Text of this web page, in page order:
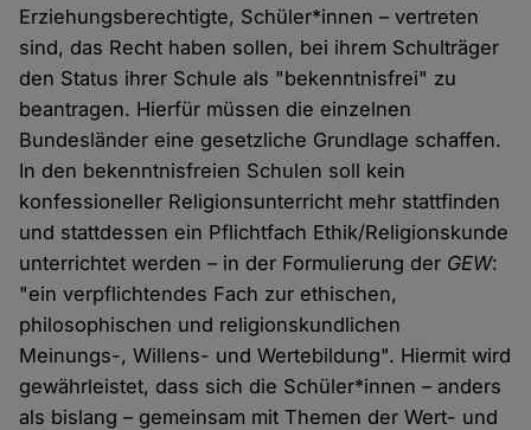
Erziehungsberechtigte, Schüler*innen – vertreten
sind, das Recht haben sollen, bei ihrem Schulträger
den Status ihrer Schule als "bekenntnisfrei" zu
beantragen. Hierfür müssen die einzelnen
Bundesländer eine gesetzliche Grundlage schaffen.
In den bekenntnisfreien Schulen soll kein
konfessioneller Religionsunterricht mehr stattfinden
und stattdessen ein Pflichtfach Ethik/Religionskunde
unterrichtet werden – in der Formulierung der GEW:
"ein verpflichtendes Fach zur ethischen,
philosophischen und religionskundlichen
Meinungs-, Willens- und Wertebildung". Hiermit wird
gewährleistet, dass sich die Schüler*innen – anders
als bislang – gemeinsam mit Themen der Wert- und